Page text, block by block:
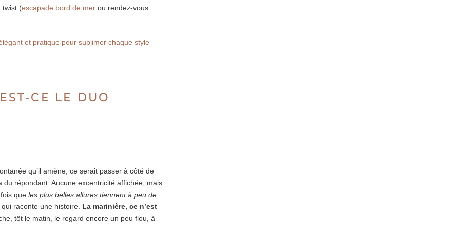
twist (escapade bord de mer ou rendez-vous
et pratique pour sublimer chaque style
CE LE DUO
qu’il amène, ce serait passer à côté de
du répondant. Aucune excentricité affichée, mais
que les plus belles allures tiennent à peu de
raconte une histoire. La marinière, ce n’est
tôt le matin, le regard encore un peu flou, à